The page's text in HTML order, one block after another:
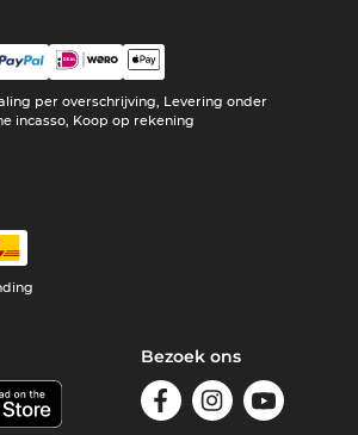
per overschrijving, Levering onder
incasso, Koop op rekening
Bezoek ons